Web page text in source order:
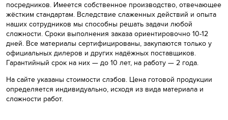
посредников. Имеется собственное производство, отвечающее
жёстким стандартам. Вследствие слаженных действий и опыта
наших сотрудников мы способны решать задачи любой
сложности. Сроки выполнения заказа ориентировочно 10-12
дней. Все материалы сертифицированы, закупаются только у
официальных дилеров и других надёжных поставщиков.
Гарантийный срок на них — до 10 лет, на работу — 2 года.
На сайте указаны стоимости слэбов. Цена готовой продукции
определяется индивидуально, исходя из вида материала и
сложности работ.